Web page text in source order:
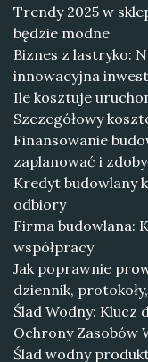
Trendy 2025 w
będzie modne
Biznes z lastryko:
innowacyjna
Ile kosztuje
Szczegółowy
Finansowanie
zaplanować i
Kredyt budowlany
odbiory
Firma budowlana:
współpracy
Jak poprawnie
dziennik,
Ślad Wodny: Klucz
Ochrony Zasobów
Ślad wodny